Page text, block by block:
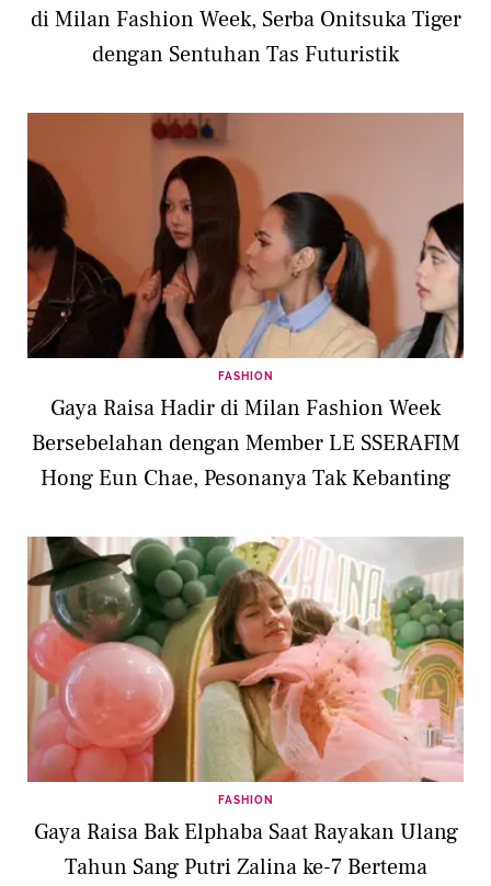
di Milan Fashion Week, Serba Onitsuka Tiger
dengan Sentuhan Tas Futuristik
FASHION
Gaya Raisa Hadir di Milan Fashion Week
Bersebelahan dengan Member LE SSERAFIM
Hong Eun Chae, Pesonanya Tak Kebanting
FASHION
Gaya Raisa Bak Elphaba Saat Rayakan Ulang
Tahun Sang Putri Zalina ke-7 Bertema